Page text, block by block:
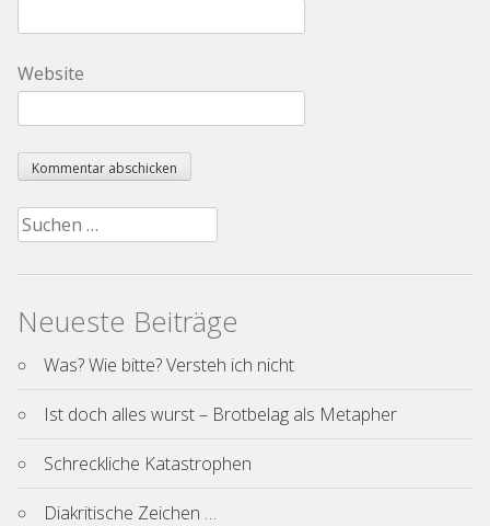
Website
Suchen
nach:
Neueste Beiträge
Was? Wie bitte? Versteh ich nicht
Ist doch alles wurst – Brotbelag als Metapher
Schreckliche Katastrophen
Diakritische Zeichen …